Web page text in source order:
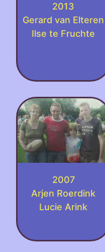
2013
Gerard van Elteren
Ilse te Fruchte
2007
Arjen Roerdink
Lucie Arink